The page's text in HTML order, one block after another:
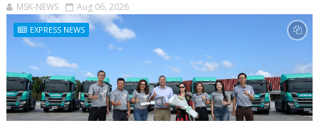
MSK-NEWS Aug 06, 2026
EXPRESS NEWS